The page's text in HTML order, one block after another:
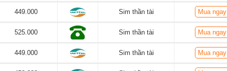
449.000 Sim thần tài Mua ngay
525.000 Sim thần tài Mua ngay
449.000 Sim thần tài Mua ngay